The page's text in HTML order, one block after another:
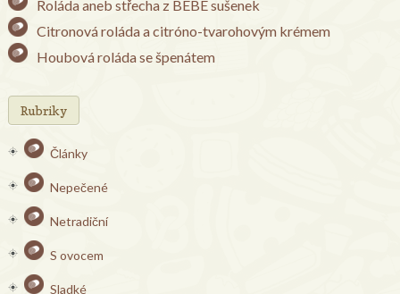
Roláda aneb střecha z BEBE sušenek
Citronová roláda a citróno-tvarohovým krémem
Houbová roláda se špenátem
Rubriky
Články
Nepečené
Netradiční
S ovocem
Sladké